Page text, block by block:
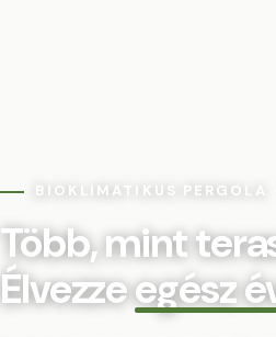
BIOKLIMATIKUS PERGOLA
Több, mint
Élvezzeegész